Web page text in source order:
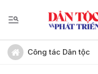
Công tác Dân tộc